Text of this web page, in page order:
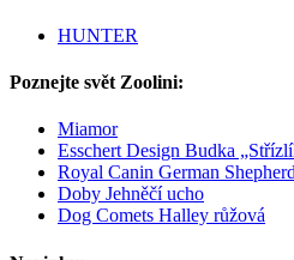
HUNTER
Poznejte svět Zoolini:
Miamor
Esschert Design Budka
Royal Canin German
Doby Jehněčí ucho
Dog Comets Halley růžová